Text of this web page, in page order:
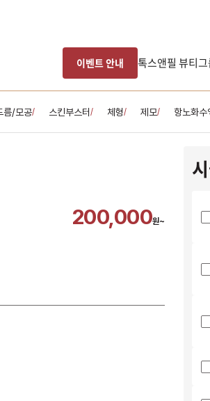
이벤트 안내 톡스앤필 뷰티그
름/모공/ 스킨부스터/ 체형/ 제모/ 항노화수
200,000원~